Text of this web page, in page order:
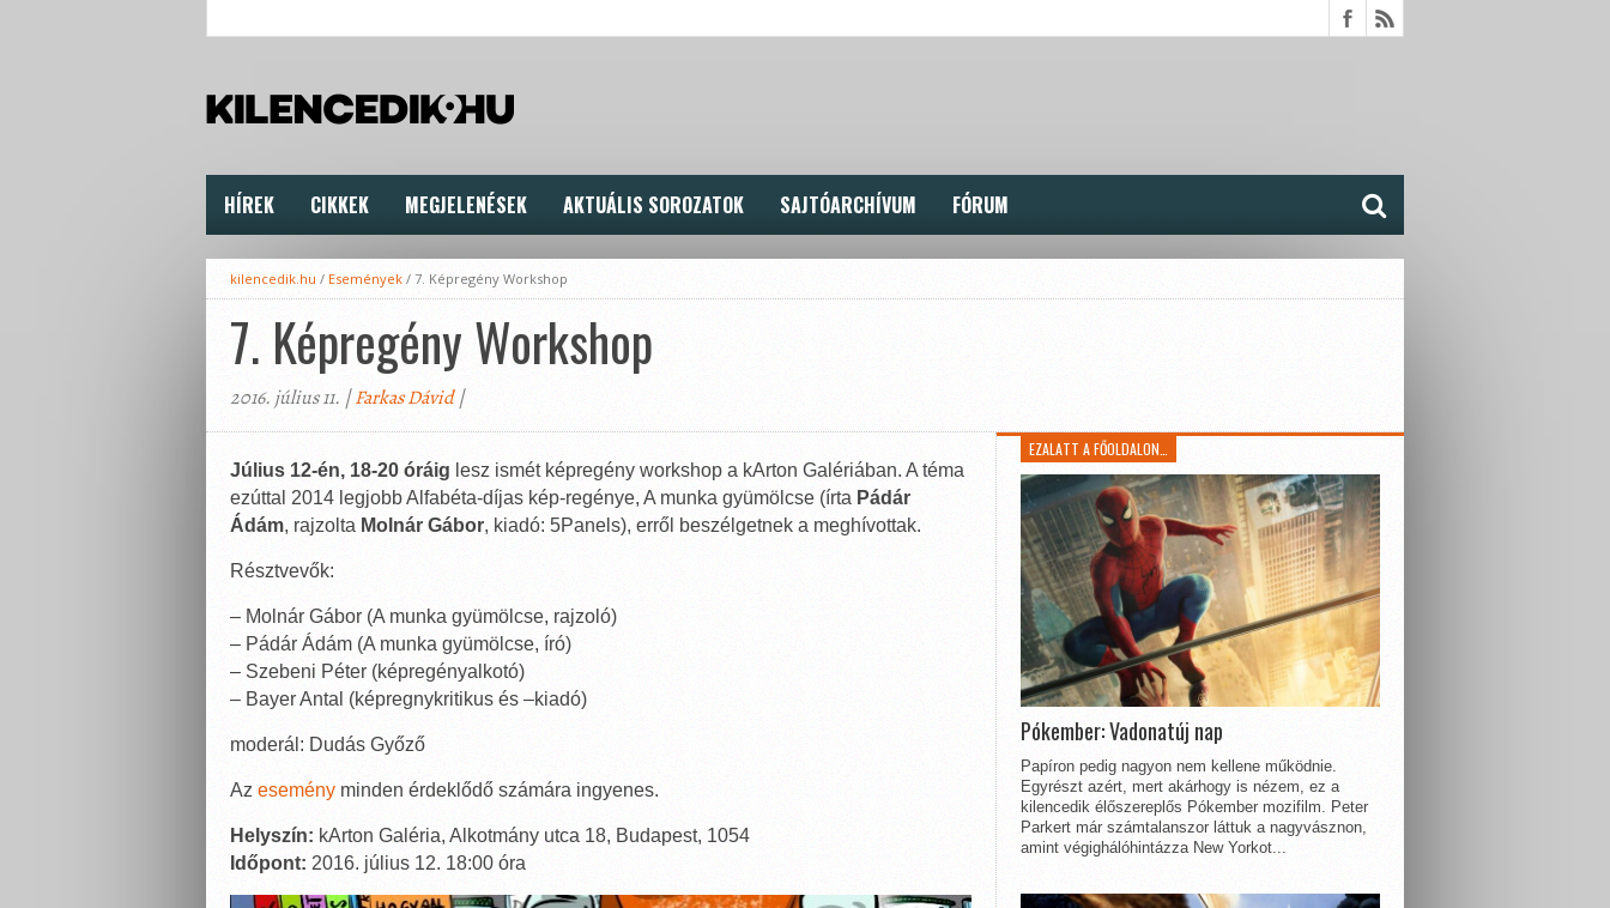
HÍREK CIKKEK MEGJELENÉSEK AKTUÁLIS SOROZATOK SAJTÓARCHÍVUM FÓRUM
kilencedik.hu / Események / 7. Képregény Workshop
7. Képregény Workshop
2016. július 11. |Farkas Dávid|
Július 12-én, 18-20 óráig lesz ismét képregény workshop a kArton Galériában. A téma
ezúttal 2014 legjobb Alfabéta-díjas kép-regénye, A munka gyümölcse (írta Pádár
Ádám, rajzolta Molnár Gábor, kiadó: 5Panels), erről beszélgetnek a meghívottak.
Résztvevők:
– Molnár Gábor (A munka gyümölcse, rajzoló)
– Pádár Ádám (A munka gyümölcse, író)
– Szebeni Péter (képregényalkotó)
– Bayer Antal (képregnykritikus és –kiadó)
moderál: Dudás Győző
Az eseményminden érdeklődő számára ingyenes.
Helyszín: kArton Galéria, Alkotmány utca 18, Budapest, 1054
Időpont: 2016. július 12. 18:00 óra
EZALATT A FŐOLDALON…
Pókember: Vadonatúj nap
Papíron pedig nagyon nem kellene működnie.
Egyrészt azért, mert akárhogy is nézem, ez a
kilencedik élőszereplős Pókember mozifilm. Peter
Parkert már számtalanszor láttuk a nagyvásznon,
amint végighálóhintázza New Yorkot...